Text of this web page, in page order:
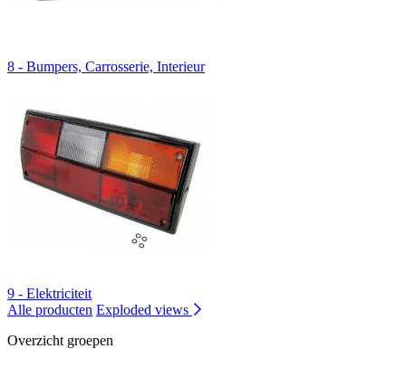
8 - Bumpers, Carrosserie, Interieur
9 - Elektriciteit
Alle producten Exploded views
Overzicht groepen